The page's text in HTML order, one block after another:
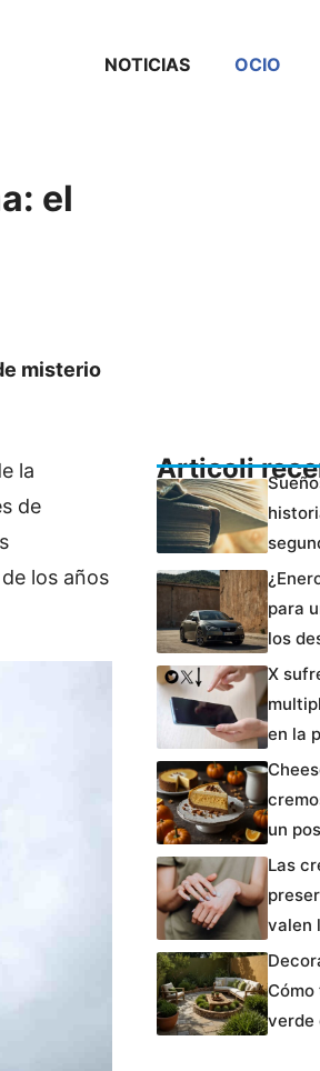
NOTICIAS OCIO
el
misterio
la
de
los años
Articoli
para
los
X
en la
un
Las
valen
verde